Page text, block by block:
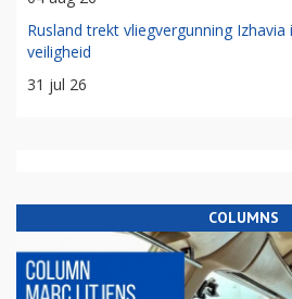
Rusland trekt vliegvergunning
veiligheid
31 jul 26
COLUMNS